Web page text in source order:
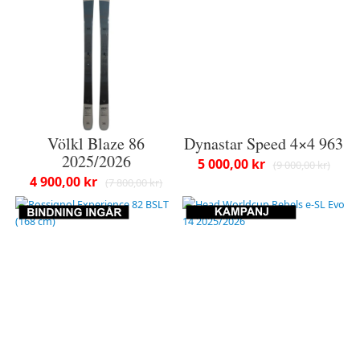
Völkl Blaze 86
2025/2026
7 800,00 kr
4 900,00 kr
Dynastar Speed 4×4 963
9 000,00 kr
5 000,00 kr